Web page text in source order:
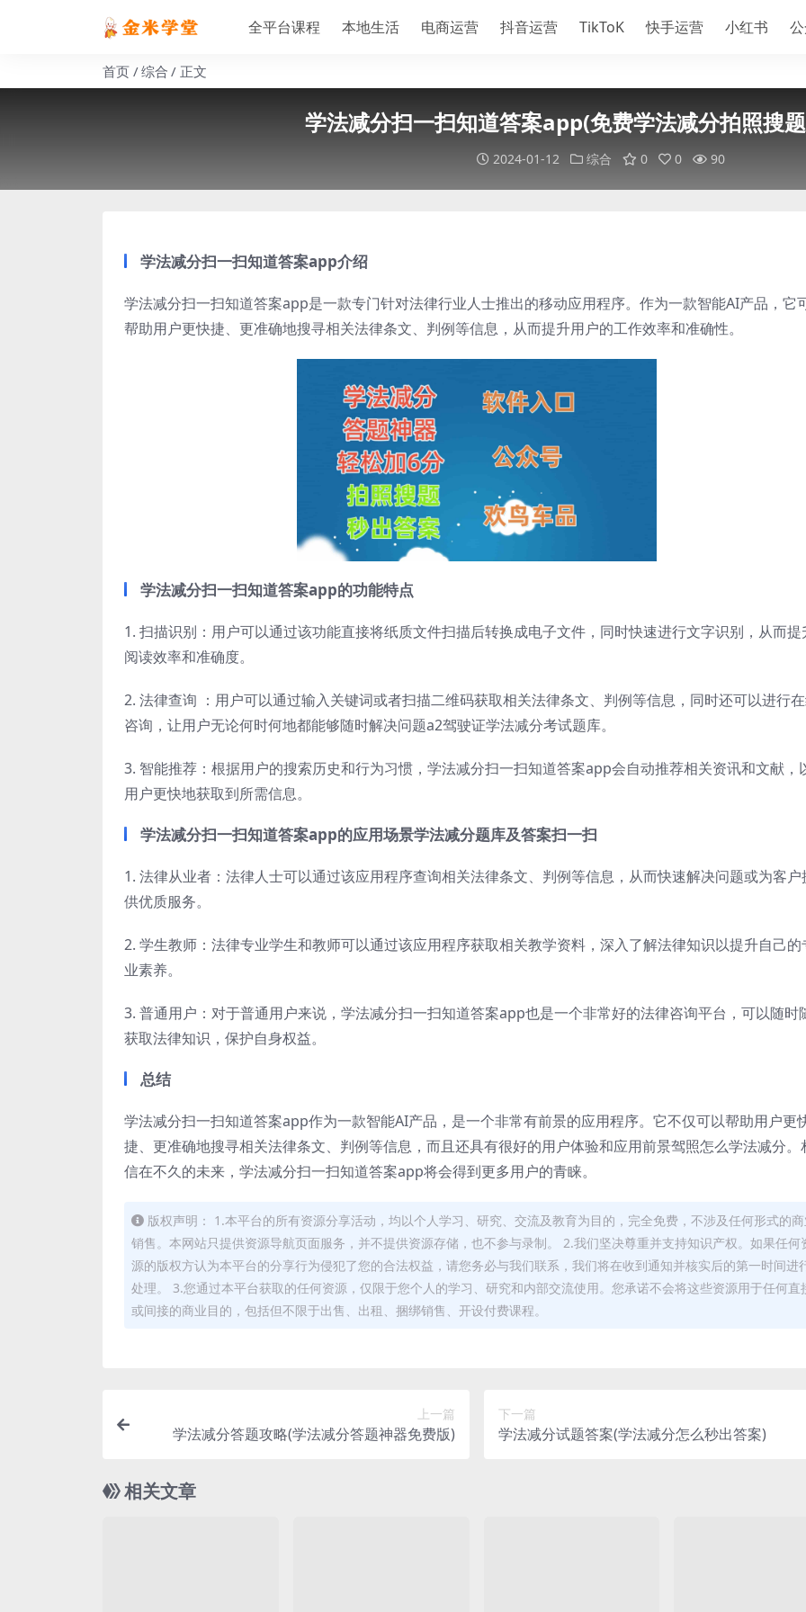
全平台课程 本地生活 电商运营 抖音运营 TikToK 快手运营 小红书
首页 综合 正文
学法减分扫一扫知道答案app(免费学法减分拍照搜
2024-01-12 综合 0 0 90
学法减分扫一扫知道答案app介绍
学法减分扫一扫知道答案app是一款专门针对法律行业人士推出的移动应用程序。作为一款智能AI产品，它
帮助用户更快捷、更准确地搜寻相关法律条文、判例等信息，从而提升用户的工作效率和准确性。
学法减分扫一扫知道答案app的功能特点
1. 扫描识别：用户可以通过该功能直接将纸质文件扫描后转换成电子文件，同时快速进行文字识别，从而提
阅读效率和准确度。
2. 法律查询 ：用户可以通过输入关键词或者扫描二维码获取相关法律条文、判例等信息，同时还可以进行
咨询，让用户无论何时何地都能够随时解决问题a2驾驶证学法减分考试题库。
3. 智能推荐：根据用户的搜索历史和行为习惯，学法减分扫一扫知道答案app会自动推荐相关资讯和文献，
用户更快地获取到所需信息。
学法减分扫一扫知道答案app的应用场景学法减分题库及答案扫一扫
1. 法律从业者：法律人士可以通过该应用程序查询相关法律条文、判例等信息，从而快速解决问题或为客户
供优质服务。
2. 学生教师：法律专业学生和教师可以通过该应用程序获取相关教学资料，深入了解法律知识以提升自己的
业素养。
3. 普通用户：对于普通用户来说，学法减分扫一扫知道答案app也是一个非常好的法律咨询平台，可以随时
获取法律知识，保护自身权益。
总结
学法减分扫一扫知道答案app作为一款智能AI产品，是一个非常有前景的应用程序。它不仅可以帮助用户更
捷、更准确地搜寻相关法律条文、判例等信息，而且还具有很好的用户体验和应用前景驾照怎么学法减分。
信在不久的未来，学法减分扫一扫知道答案app将会得到更多用户的青睐。
版权声明： 1.本平台的所有资源分享活动，均以个人学习、研究、交流及教育为目的，完全免费，不涉及任何形式的
销售。本网站只提供资源导航页面服务，并不提供资源存储，也不参与录制。 2.我们坚决尊重并支持知识产权。如果任何
源的版权方认为本平台的分享行为侵犯了您的合法权益，请您务必与我们联系，我们将在收到通知并核实后的第一时间进
处理。 3.您通过本平台获取的任何资源，仅限于您个人的学习、研究和内部交流使用。您承诺不会将这些资源用于任何直
或间接的商业目的，包括但不限于出售、出租、捆绑销售、开设付费课程。
上一篇
学法减分答题攻略(学法减分答题神器免费版)
下一篇
学法减分试题答案(学法减分怎么秒出答案)
相关文章